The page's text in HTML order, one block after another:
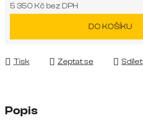
5 350 Kč bez DPH
DO KOŠÍKU
Tisk Zeptat se Sdílet
Popis